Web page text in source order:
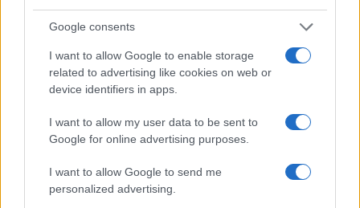
Google consents
I want to allow Google to enable storage
related to advertising like cookies on web or
device identifiers in apps.
I want to allow my user data to be sent to
Google for online advertising purposes.
I want to allow Google to send me
personalized advertising.
Bruno Costa · 6 ago 2026
COTAÇÕES CRYPTO
Nome Preço